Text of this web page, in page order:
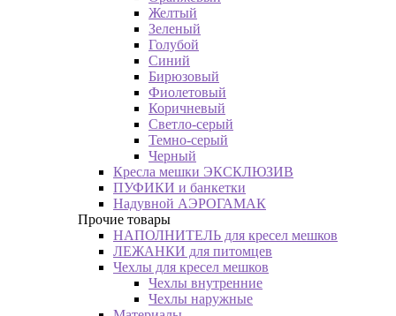
Желтый
Зеленый
Голубой
Синий
Бирюзовый
Фиолетовый
Коричневый
Светло-серый
Темно-серый
Черный
Кресла мешки ЭКСКЛЮЗИВ
ПУФИКИ и банкетки
Надувной АЭРОГАМАК
Прочие товары
НАПОЛНИТЕЛЬ для кресел мешков
ЛЕЖАНКИ для питомцев
Чехлы для кресел мешков
Чехлы внутренние
Чехлы наружные